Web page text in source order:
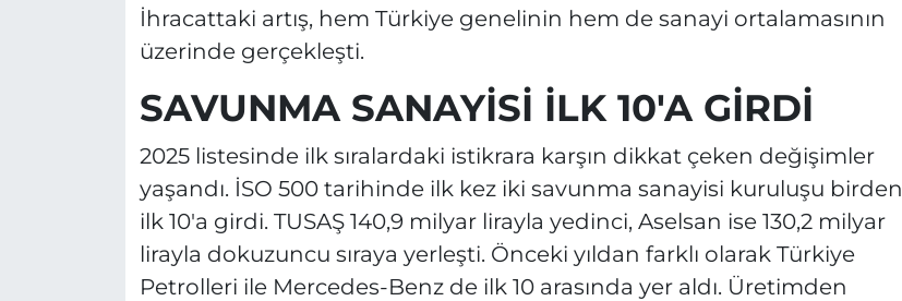
İhracattaki artış, hem Türkiye genelinin hem de sanayi ortalamasının
üzerinde gerçekleşti.
SAVUNMA SANAYİSİ İLK 10'A GİRDİ
2025 listesinde ilk sıralardaki istikrara karşın dikkat çeken değişimler
yaşandı. İSO 500 tarihinde ilk kez iki savunma sanayisi kuruluşu birden
ilk 10'a girdi. TUSAŞ 140,9 milyar lirayla yedinci, Aselsan ise 130,2 milyar
lirayla dokuzuncu sıraya yerleşti. Önceki yıldan farklı olarak Türkiye
Petrolleri ile Mercedes-Benz de ilk 10 arasında yer aldı. Üretimden